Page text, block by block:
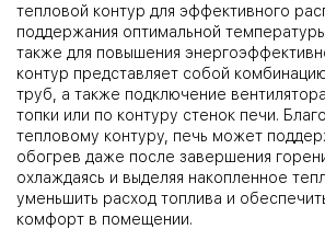
тепловой контур для эффективного
поддержания оптимальной
также для повышения
контур представляет собой
труб, а также подключение
топки или по контуру стенок печи.
тепловому контуру, печь может
обогрев даже после завершения
охлаждаясь и выделяя накопленное
уменьшить расход топлива и
комфорт в помещении.